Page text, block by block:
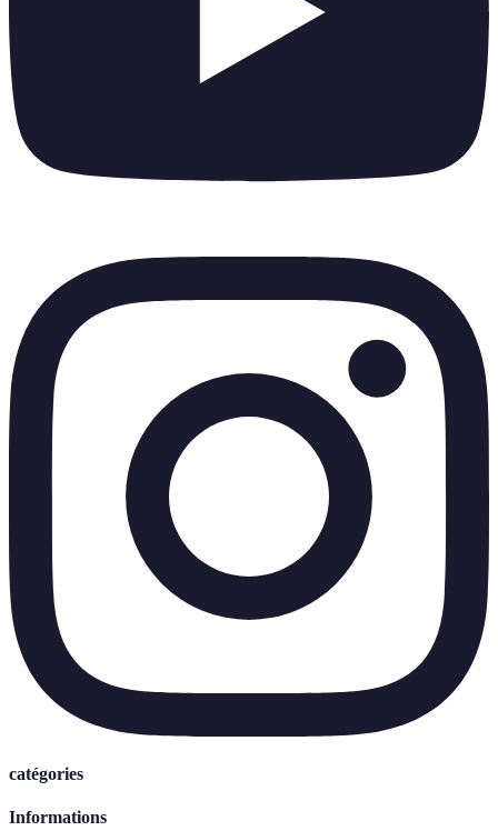
catégories
Informations